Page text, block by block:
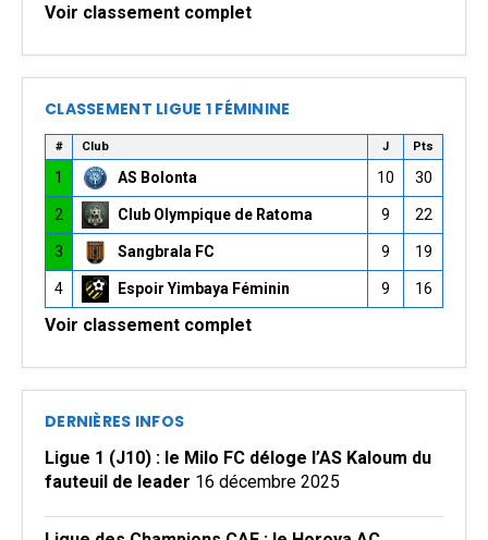
Voir classement complet
CLASSEMENT LIGUE 1 FÉMININE
# Club J Pts
1 AS Bolonta 10 30
2 Club Olympique de Ratoma 9 22
3 Sangbrala FC 9 19
4 Espoir Yimbaya Féminin 9 16
Voir classement complet
DERNIÈRES INFOS
Ligue 1 (J10) : le Milo FC déloge l’AS Kaloum du
fauteuil de leader 16 décembre 2025